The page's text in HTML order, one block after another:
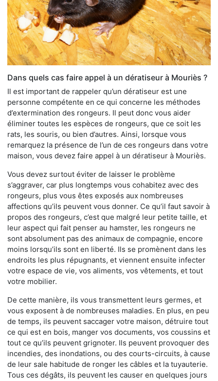
Dans quels cas faire appel à un dératiseur à Mouriès ?
Il est important de rappeler qu’un dératiseur est une
personne compétente en ce qui concerne les méthodes
d’extermination des rongeurs. Il peut donc vous aider
éliminer toutes les espèces de rongeurs, que ce soit les
rats, les souris, ou bien d’autres. Ainsi, lorsque vous
remarquez la présence de l’un de ces rongeurs dans votre
maison, vous devez faire appel à un dératiseur à Mouriès.
Vous devez surtout éviter de laisser le problème
s’aggraver, car plus longtemps vous cohabitez avec des
rongeurs, plus vous êtes exposés aux nombreuses
affections qu’ils peuvent vous donner. Ce qu’il faut savoir à
propos des rongeurs, c’est que malgré leur petite taille, et
leur aspect qui fait penser au hamster, les rongeurs ne
sont absolument pas des animaux de compagnie, encore
moins lorsqu’ils sont en liberté. Ils se promènent dans les
endroits les plus répugnants, et viennent ensuite infecter
votre espace de vie, vos aliments, vos vêtements, et tout
votre mobilier.
De cette manière, ils vous transmettent leurs germes, et
vous exposent à de nombreuses maladies. En plus, en peu
de temps, ils peuvent saccager votre maison, détruire tout
ce qui est en bois, manger vos documents, vos coussins et
tout ce qu’ils peuvent grignoter. Ils peuvent provoquer des
incendies, des inondations, ou des courts-circuits, à cause
de leur sale habitude de ronger les câbles et la tuyauterie.
Tous ces dégâts, ils peuvent les causer en quelques jours